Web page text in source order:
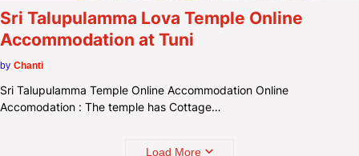
Sri Talupulamma Lova Temple Online
Accommodation at Tuni
by Chanti
Sri Talupulamma Temple Online Accommodation Online
Accomodation : The temple has Cottage…
Load More